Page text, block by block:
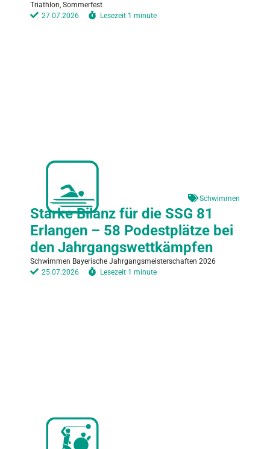
Triathlon, Sommerfest
27.07.2026
Lesezeit 1 minute
Schwimmen
Starke Bilanz für die SSG 81
Erlangen – 58 Podestplätze bei
den Jahrgangswettkämpfen
Schwimmen Bayerische Jahrgangsmeisterschaften 2026
25.07.2026
Lesezeit 1 minute